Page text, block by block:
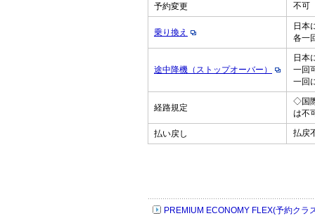
予約変更 不可
乗り換え
日本
各一
途中降機（ストップオーバー）
日本
一回
一回
経路規定
◇国
は不
払い戻し 払戻
PREMIUM ECONOMY FLEX(予約クラ